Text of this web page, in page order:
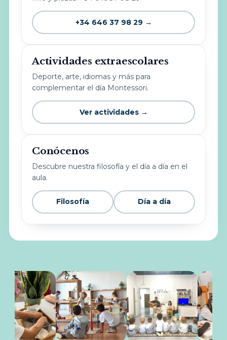
+34 646 37 98 29 →
Actividades extraescolares
Deporte, arte, idiomas y más para
complementar el día Montessori.
Ver actividades →
Conócenos
Descubre nuestra filosofía y el día a día en el
aula.
Filosofía Día a día